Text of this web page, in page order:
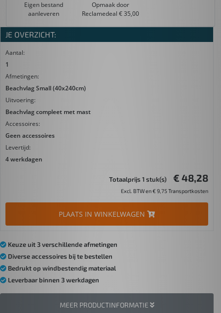
Eigen bestand
aanleveren
Opmaak door
Reclamedeal € 35,00
JE OVERZICHT:
Aantal:
1
Afmetingen:
Beachvlag Small (40x240cm)
Uitvoering:
Beachvlag compleet met mast
Accessoires:
Geen accessoires
Levertijd:
4 werkdagen
Totaalprijs 1 stuk(s) € 48,28
Excl. BTW en € 9,75 Transportkosten
PLAATS IN WINKELWAGEN
Keuze uit 3 verschillende afmetingen
Diverse accessoires bij te bestellen
Bedrukt op windbestendig materiaal
Leverbaar binnen 3 werkdagen
MEER PRODUCTINFORMATIE